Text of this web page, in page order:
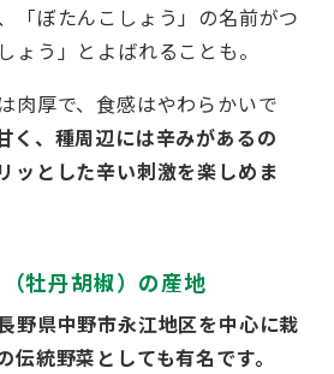
「ぼたんこしょう」の名前がつ
ょう」とよばれることも。
肉厚で、食感はやわらかいで
く、種周辺には辛みがあるの
ッとした辛い刺激を楽しめま
牡丹胡椒）の産地
野県中野市永江地区を中心に栽
統野菜としても有名です。